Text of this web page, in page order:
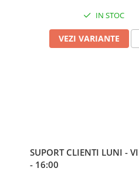
IN STOC
VEZI VARIANTE
SUPORT CLIENTI LUNI -
- 16:00